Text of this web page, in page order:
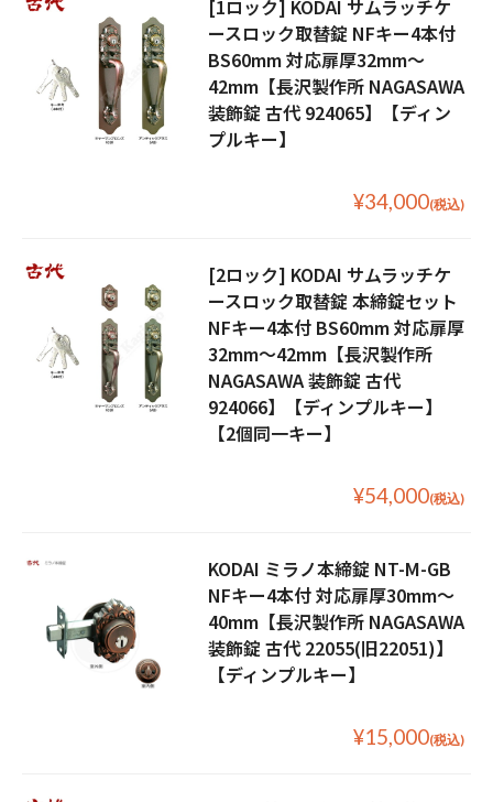
[1ロック] KODAI サムラッチケ
ースロック取替錠 NFキー4本付
BS60mm 対応扉厚32mm〜
42mm【長沢製作所 NAGASAWA
装飾錠 古代 924065】【ディン
プルキー】
¥34,000(税込)
[2ロック] KODAI サムラッチケ
ースロック取替錠 本締錠セット
NFキー4本付 BS60mm 対応扉厚
32mm〜42mm【長沢製作所
NAGASAWA 装飾錠 古代
924066】【ディンプルキー】
【2個同一キー】
¥54,000(税込)
KODAI ミラノ本締錠 NT-M-GB
NFキー4本付 対応扉厚30mm〜
40mm【長沢製作所 NAGASAWA
装飾錠 古代 22055(旧22051)】
【ディンプルキー】
¥15,000(税込)